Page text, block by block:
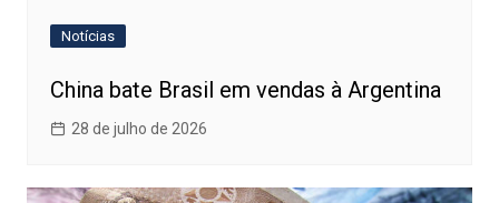
Notícias
China bate Brasil em vendas à Argentina
28 de julho de 2026